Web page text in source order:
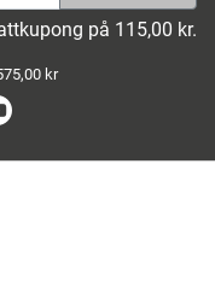
på 115,00 kr.
kr